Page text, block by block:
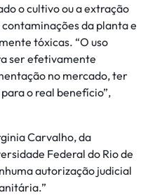
o cultivo ou a extração
da planta e
tóxicas. “O uso
ser efetivamente
no mercado, ter
o real benefício”,
Carvalho, da
Federal do Rio de
autorização judicial